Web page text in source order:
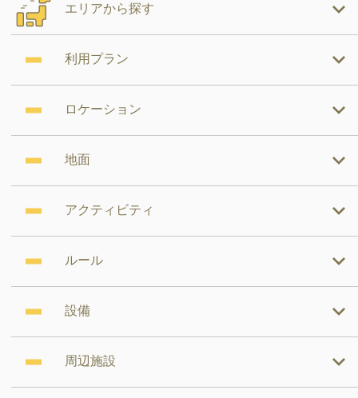
エリアから探す
利用プラン
ロケーション
地面
アクティビティ
ルール
設備
周辺施設